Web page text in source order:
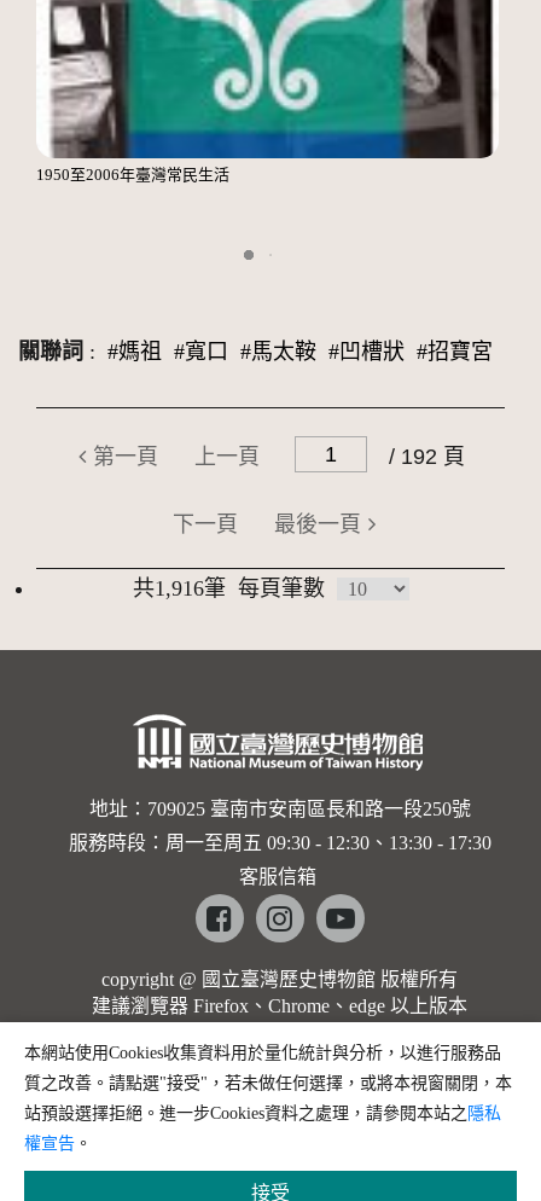
1950至2006年臺灣常民生活
關聯詞 : #媽祖 #寬口 #馬太鞍 #凹槽狀 #招寶宮
第一頁 上一頁 / 192 頁
下一頁 最後一頁
共1,916筆 每頁筆數
地址：709025 臺南市安南區長和路一段250號
服務時段：周一至周五 09:30 - 12:30、13:30 - 17:30
客服信箱
Facebookinstagramyoutube
copyright @ 國立臺灣歷史博物館 版權所有
建議瀏覽器 Firefox、Chrome、edge 以上版本
本網站使用Cookies收集資料用於量化統計與分析，以進行服務品
質之改善。請點選"接受"，若未做任何選擇，或將本視窗關閉，本
站預設選擇拒絕。進一步Cookies資料之處理，請參閱本站之 隱私
權宣告 。
接受